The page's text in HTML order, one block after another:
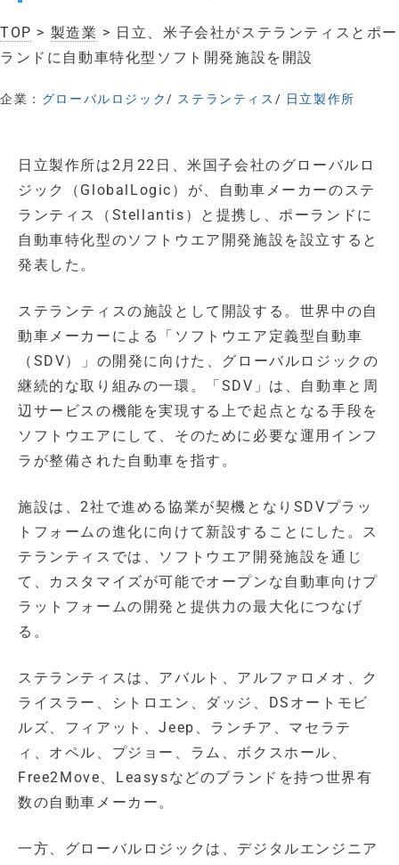
TOP > 製造業 > 日立、米子会社がステランティスとポー
ランドに自動車特化型ソフト開発施設を開設
企業： グローバルロジック/ ステランティス / 日立製作所
日立製作所は2月22日、米国子会社のグローバルロ
ジック（GlobalLogic）が、自動車メーカーのステ
ランティス（Stellantis）と提携し、ポーランドに
自動車特化型のソフトウエア開発施設を設立すると
発表した。
ステランティスの施設として開設する。世界中の自
動車メーカーによる「ソフトウエア定義型自動車
（SDV）」の開発に向けた、グローバルロジックの
継続的な取り組みの一環。「SDV」は、自動車と周
辺サービスの機能を実現する上で起点となる手段を
ソフトウエアにして、そのために必要な運用インフ
ラが整備された自動車を指す。
施設は、2社で進める協業が契機となりSDVプラッ
トフォームの進化に向けて新設することにした。ス
テランティスでは、ソフトウエア開発施設を通じ
て、カスタマイズが可能でオープンな自動車向けプ
ラットフォームの開発と提供力の最大化につなげ
る。
ステランティスは、アバルト、アルファロメオ、ク
ライスラー、シトロエン、ダッジ、DSオートモビ
ルズ、フィアット、Jeep、ランチア、マセラテ
ィ、オペル、プジョー、ラム、ボクスホール、
Free2Move、Leasysなどのブランドを持つ世界有
数の自動車メーカー。
一方、グローバルロジックは、デジタルエンジニア